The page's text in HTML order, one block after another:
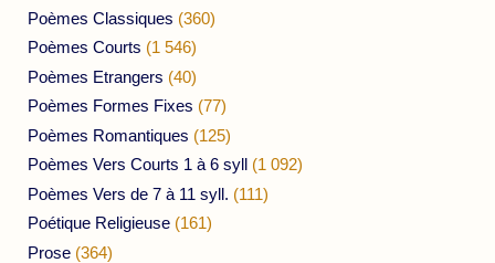
Poèmes Classiques (360)
Poèmes Courts (1 546)
Poèmes Etrangers (40)
Poèmes Formes Fixes (77)
Poèmes Romantiques (125)
Poèmes Vers Courts 1 à 6 syll (1 092)
Poèmes Vers de 7 à 11 syll. (111)
Poétique Religieuse (161)
Prose (364)